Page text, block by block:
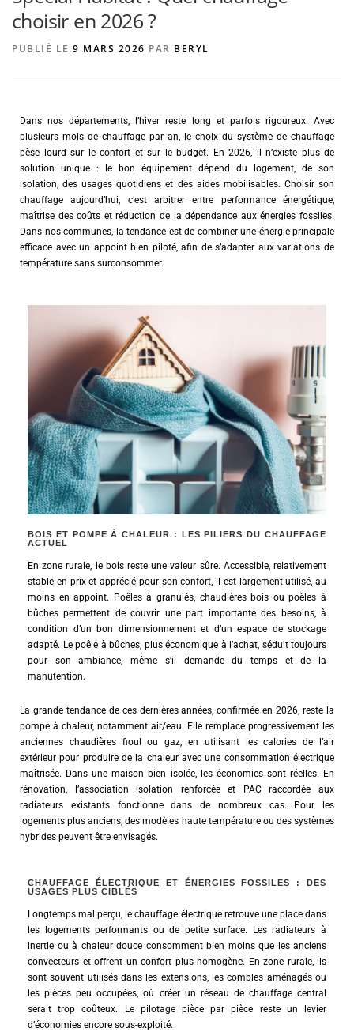
AGENCE DE PUBLICITÉ
choisir en 2026 ?
PUBLIÉ LE 9 MARS 2026 PAR BERYL
Dans nos départements, l’hiver reste long et parfois rigoureux. Avec
plusieurs mois de chauffage par an, le choix du système de chauffage
pèse lourd sur le confort et sur le budget. En 2026, il n’existe plus de
solution unique : le bon équipement dépend du logement, de son
isolation, des usages quotidiens et des aides mobilisables. Choisir son
chauffage aujourd’hui, c’est arbitrer entre performance énergétique,
maîtrise des coûts et réduction de la dépendance aux énergies fossiles.
Dans nos communes, la tendance est de combiner une énergie principale
efficace avec un appoint bien piloté, afin de s’adapter aux variations de
température sans surconsommer.
BOIS ET POMPE À CHALEUR : LES PILIERS DU CHAUFFAGE
ACTUEL
En zone rurale, le bois reste une valeur sûre. Accessible, relativement
stable en prix et apprécié pour son confort, il est largement utilisé, au
moins en appoint. Poêles à granulés, chaudières bois ou poêles à
bûches permettent de couvrir une part importante des besoins, à
condition d’un bon dimensionnement et d’un espace de stockage
adapté. Le poêle à bûches, plus économique à l’achat, séduit toujours
pour son ambiance, même s’il demande du temps et de la
manutention.
La grande tendance de ces dernières années, confirmée en 2026, reste la
pompe à chaleur, notamment air/eau. Elle remplace progressivement les
anciennes chaudières fioul ou gaz, en utilisant les calories de l’air
extérieur pour produire de la chaleur avec une consommation électrique
maîtrisée. Dans une maison bien isolée, les économies sont réelles. En
rénovation, l’association isolation renforcée et PAC raccordée aux
radiateurs existants fonctionne dans de nombreux cas. Pour les
logements plus anciens, des modèles haute température ou des systèmes
hybrides peuvent être envisagés.
CHAUFFAGE ÉLECTRIQUE ET ÉNERGIES FOSSILES : DES
USAGES PLUS CIBLÉS
Longtemps mal perçu, le chauffage électrique retrouve une place dans
les logements performants ou de petite surface. Les radiateurs à
inertie ou à chaleur douce consomment bien moins que les anciens
convecteurs et offrent un confort plus homogène. En zone rurale, ils
sont souvent utilisés dans les extensions, les combles aménagés ou
les pièces peu occupées, où créer un réseau de chauffage central
serait trop coûteux. Le pilotage pièce par pièce reste un levier
d’économies encore sous-exploité.